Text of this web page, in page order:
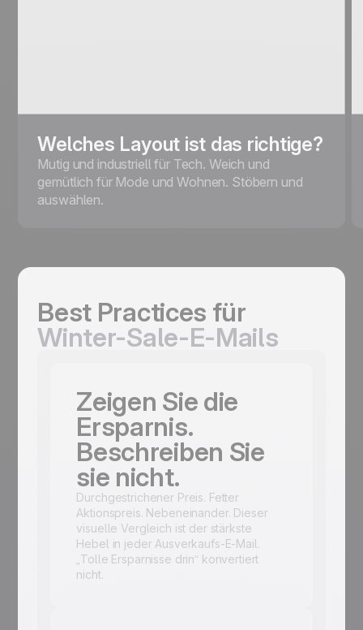
Welches Layout ist das richtige?
Mutig und industriell für Tech. Weich und
gemütlich für Mode und Wohnen. Stöbern und
auswählen.
Best Practices für
Winter-Sale-E-Mails
Zeigen Sie die
Ersparnis.
Beschreiben Sie
sie nicht.
Durchgestrichener Preis. Fetter
Aktionspreis. Nebeneinander. Dieser
visuelle Vergleich ist der stärkste
Hebel in jeder Ausverkaufs-E-Mail.
„Tolle Ersparnisse drin“ konvertiert
nicht.